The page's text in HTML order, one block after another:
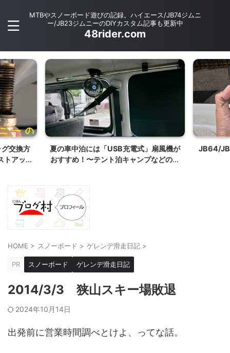
MTBやスノーボード遊びの記録。ハイエース/JB74ジムニ
ー/JB23ジムニーのDIYカスタム記事も更新中
48rider.com
風機が
などのア
JB64/JB74ジムニー リアゲートヒンジ
カバーの外し方
JB64/
HOME > スノーボード > ゲレンデ滑走日記 >
PR スノーボード ゲレンデ滑走日記
2014/3/3 狭山スキー場敗退
2024年10月14日
出発前に営業時間調べとけよ、ってな話。